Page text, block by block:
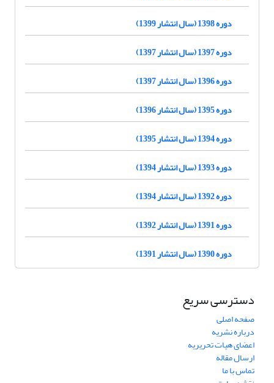
دوره 1398 (سال انتشار 1399)
دوره 1397 (سال انتشار 1397)
دوره 1396 (سال انتشار 1397)
دوره 1395 (سال انتشار 1396)
دوره 1394 (سال انتشار 1395)
دوره 1393 (سال انتشار 1394)
دوره 1392 (سال انتشار 1394)
دوره 1391 (سال انتشار 1392)
دوره 1390 (سال انتشار 1391)
دسترسی سریع
صفحه اصلی
درباره نشریه
اعضای هیات تحریریه
ارسال مقاله
تماس با ما